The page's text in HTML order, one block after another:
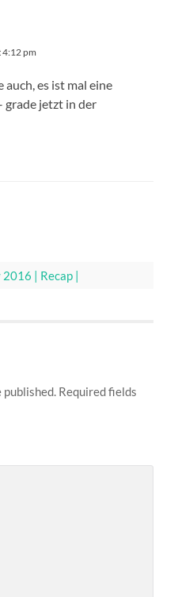
4:12 pm
es ist mal eine
grade jetzt in der
| Recap |
published. Required fields